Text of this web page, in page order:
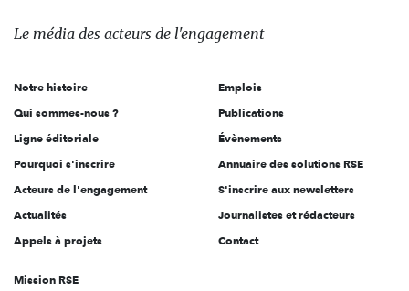
des
l'engagement
Le média des acteurs de l'engagement
Notre histoire
Qui sommes-nous ?
Ligne éditoriale
Pourquoi s'inscrire
Acteurs de l'engagement
Actualités
Appels à projets
Emplois
Publications
Évènements
Annuaire des solutions RSE
S'inscrire aux newsletters
Journalistes et rédacteurs
Contact
Mission RSE